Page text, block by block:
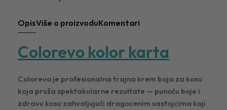
OpisViše o proizvoduKomentari
Colorevo kolor karta
Colorevo je profesionalna trajna krem boja za kosu
koja pruža spektakularne rezultate — punoću boje i
zdravu kosu zahvaljujući dragocenim sastojcima koji